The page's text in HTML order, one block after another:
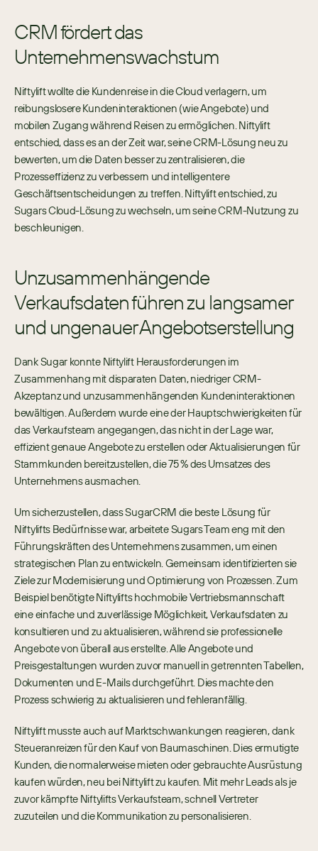
CRM fördert das
Unternehmenswachstum
Niftylift wollte die Kundenreise in die Cloud verlagern, um
reibungslosere Kundeninteraktionen (wie Angebote) und
mobilen Zugang während Reisen zu ermöglichen. Niftylift
entschied, dass es an der Zeit war, seine CRM-Lösung neu zu
bewerten, um die Daten besser zu zentralisieren, die
Prozesseffizienz zu verbessern und intelligentere
Geschäftsentscheidungen zu treffen. Niftylift entschied, zu
Sugars Cloud-Lösung zu wechseln, um seine CRM-Nutzung zu
beschleunigen.
Unzusammenhängende
Verkaufsdaten führen zu langsamer
und ungenauer Angebotserstellung
Dank Sugar konnte Niftylift Herausforderungen im
Zusammenhang mit disparaten Daten, niedriger CRM-
Akzeptanz und unzusammenhängenden Kundeninteraktionen
bewältigen. Außerdem wurde eine der Hauptschwierigkeiten für
das Verkaufsteam angegangen, das nicht in der Lage war,
effizient genaue Angebote zu erstellen oder Aktualisierungen für
Stammkunden bereitzustellen, die 75 % des Umsatzes des
Unternehmens ausmachen.
Um sicherzustellen, dass SugarCRM die beste Lösung für
Niftylifts Bedürfnisse war, arbeitete Sugars Team eng mit den
Führungskräften des Unternehmens zusammen, um einen
strategischen Plan zu entwickeln. Gemeinsam identifizierten sie
Ziele zur Modernisierung und Optimierung von Prozessen. Zum
Beispiel benötigte Niftylifts hochmobile Vertriebsmannschaft
eine einfache und zuverlässige Möglichkeit, Verkaufsdaten zu
konsultieren und zu aktualisieren, während sie professionelle
Angebote von überall aus erstellte. Alle Angebote und
Preisgestaltungen wurden zuvor manuell in getrennten Tabellen,
Dokumenten und E-Mails durchgeführt. Dies machte den
Prozess schwierig zu aktualisieren und fehleranfällig.
Niftylift musste auch auf Marktschwankungen reagieren, dank
Steueranreizen für den Kauf von Baumaschinen. Dies ermutigte
Kunden, die normalerweise mieten oder gebrauchte Ausrüstung
kaufen würden, neu bei Niftylift zu kaufen. Mit mehr Leads als je
zuvor kämpfte Niftylifts Verkaufsteam, schnell Vertreter
zuzuteilen und die Kommunikation zu personalisieren.